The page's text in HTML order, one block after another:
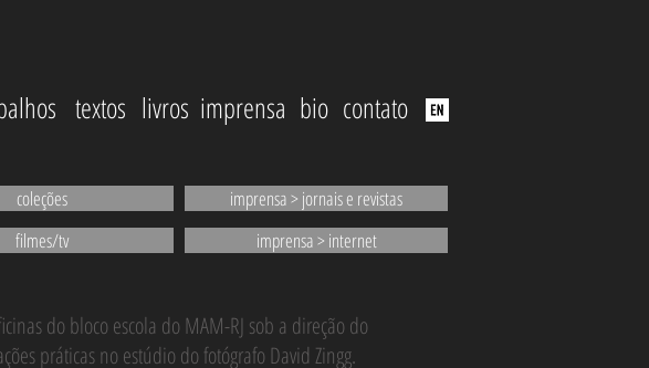
textos livros imprensa bio contato
coleções
imprensa > jornais e revistas
filmes/tv imprensa > internet
do bloco escola do MAM-RJ sob a direção do
práticas no estúdio do fotógrafo David Zingg.